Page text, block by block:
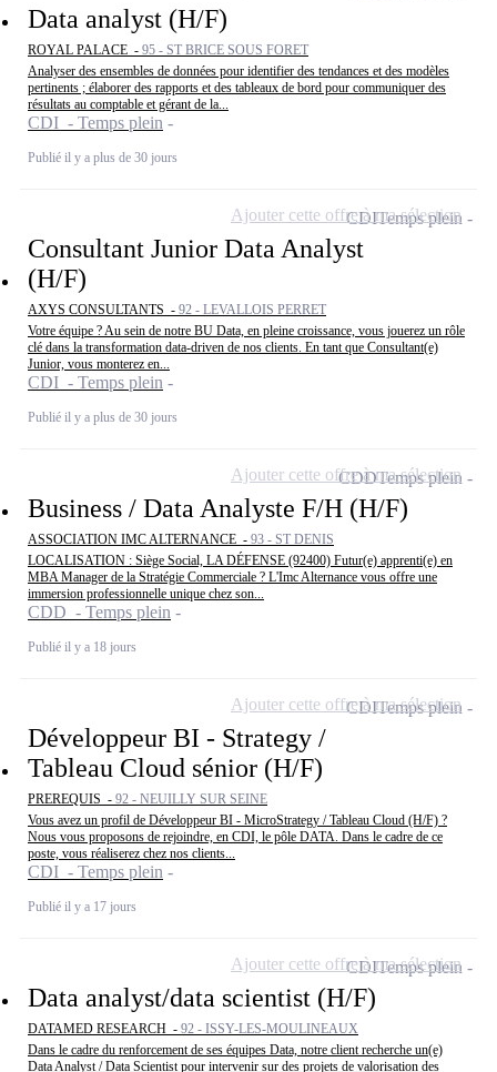
Data analyst (H/F)
ROYAL PALACE - 95 - ST BRICE SOUS FORET
Analyser des ensembles de données pour identifier des tendances et des modèles
pertinents ; élaborer des rapports et des tableaux de bord pour communiquer des
résultats au comptable et gérant de la...
CDI - Temps plein
Publié il y a plus de 30 jours
Consultant Junior Data Analyst
(H/F)
AXYS CONSULTANTS - 92 - LEVALLOIS PERRET
Votre équipe ? Au sein de notre BU Data, en pleine croissance, vous jouerez un rôle
clé dans la transformation data-driven de nos clients. En tant que Consultant(e)
Junior, vous monterez en...
CDI - Temps plein
Publié il y a plus de 30 jours
CDITemps plein
Ajouter cette offre à ma sélection
Business / Data Analyste F/H (H/F)
ASSOCIATION IMC ALTERNANCE - 93 - ST DENIS
LOCALISATION : Siège Social, LA DÉFENSE (92400) Futur(e) apprenti(e) en
MBA Manager de la Stratégie Commerciale ? L'Imc Alternance vous offre une
immersion professionnelle unique chez son...
CDD - Temps plein
Publié il y a 18 jours
CDDTemps plein
Ajouter cette offre à ma sélection
Développeur BI - Strategy /
Tableau Cloud sénior (H/F)
PREREQUIS - 92 - NEUILLY SUR SEINE
Vous avez un profil de Développeur BI - MicroStrategy / Tableau Cloud (H/F) ?
Nous vous proposons de rejoindre, en CDI, le pôle DATA. Dans le cadre de ce
poste, vous réaliserez chez nos clients...
CDI - Temps plein
Publié il y a 17 jours
CDITemps plein
Ajouter cette offre à ma sélection
Data analyst/data scientist (H/F)
DATAMED RESEARCH - 92 - ISSY-LES-MOULINEAUX
Dans le cadre du renforcement de ses équipes Data, notre client recherche un(e)
Data Analyst / Data Scientist pour intervenir sur des projets de valorisation des
CDITemps plein
Ajouter cette offre à ma sélection